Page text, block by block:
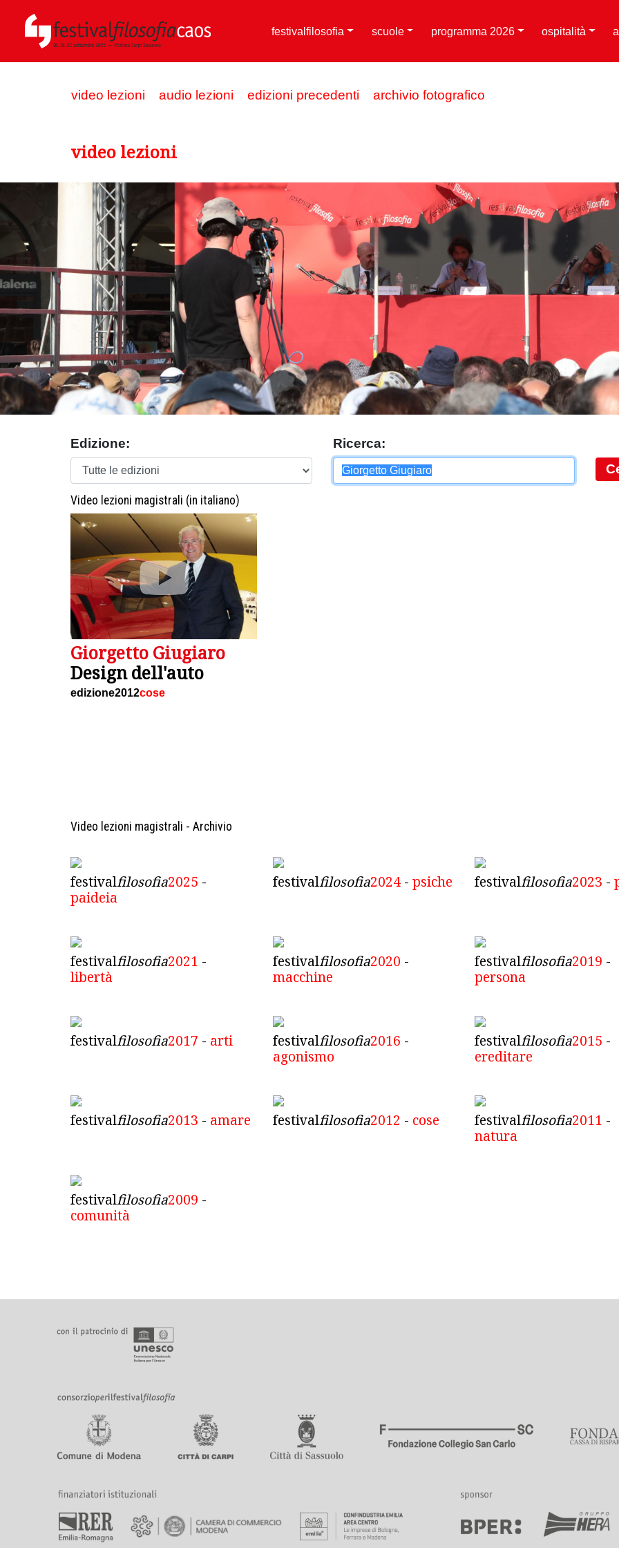
festivalfilosofia scuole programma 2026 ospitalità
video lezioni audio lezioni edizioni precedenti archivio fotografico
video lezioni
Edizione:
Ricerca:
Video lezioni magistrali (in italiano)
Giorgetto Giugiaro
Design dell'auto
edizione2012cose
Video lezioni magistrali - Archivio
festivalfilosofia2025 -
paideia
festivalfilosofia2024- psiche festivalfilosofia2023 -
festivalfilosofia2021 -
libertà
festivalfilosofia2020 -
macchine
festivalfilosofia2019 -
persona
festivalfilosofia2017 - arti festivalfilosofia2016 -
agonismo
festivalfilosofia2015 -
ereditare
festivalfilosofia2013 - amare festivalfilosofia2012 - cose festivalfilosofia2011 -
natura
festivalfilosofia2009 -
comunità